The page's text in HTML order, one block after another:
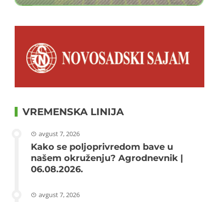
VREMENSKA LINIJA
avgust 7, 2026
Kako se poljoprivredom bave u
našem okruženju? Agrodnevnik |
06.08.2026.
avgust 7, 2026